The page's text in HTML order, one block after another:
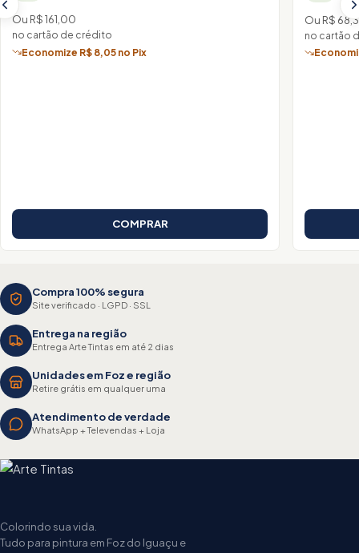
Ou R$ 161,00
no cartão de crédito
Economize R$ 8,05 no Pix
COMPRAR
Ou R$
no cartão
Compra 100% segura
Site verificado · LGPD · SSL
Entrega na região
Entrega Arte Tintas em até 2 dias
Unidades em Foz e região
Retire grátis em qualquer uma
Atendimento de verdade
WhatsApp + Televendas + Loja
Colorindo sua vida.
Tudo para pintura em Foz do Iguaçu e